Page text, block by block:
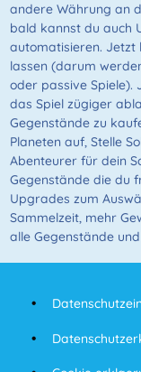
andere Währung an
bald kannst du auch
automatisieren. Jetzt
lassen (darum
oder passive Spiele).
das Spiel zügiger
Gegenstände zu
Planeten auf, Stelle
Abenteurer für dein
Gegenstände die du
Upgrades zum
Sammelzeit, mehr
alle Gegenstände